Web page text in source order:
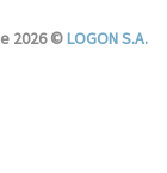
2026 ©LOGON S.A.